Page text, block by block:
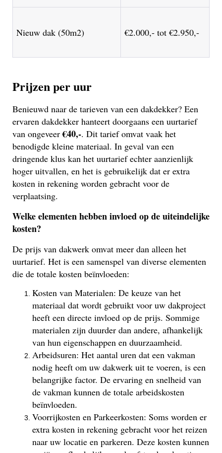
Nieuw dak (50m2) €2.000,- tot €2.950,-
Prijzen per uur
Benieuwd naar de tarieven van een dakdekker? Een
ervaren dakdekker hanteert doorgaans een uurtarief
van ongeveer€40,-. Dit tarief omvat vaak het
benodigde kleine materiaal. In geval van een
dringende klus kan het uurtarief echter aanzienlijk
hoger uitvallen, en het is gebruikelijk dat er extra
kosten in rekening worden gebracht voor de
verplaatsing.
Welke elementen hebben invloed op de uiteindelijke
kosten?
De prijs van dakwerk omvat meer dan alleen het
uurtarief. Het is een samenspel van diverse elementen
die de totale kosten beïnvloeden:
Kosten van Materialen: De keuze van het
materiaal dat wordt gebruikt voor uw dakproject
heeft een directe invloed op de prijs. Sommige
materialen zijn duurder dan andere, afhankelijk
van hun eigenschappen en duurzaamheid.
Arbeidsuren: Het aantal uren dat een vakman
nodig heeft om uw dakwerk uit te voeren, is een
belangrijke factor. De ervaring en snelheid van
de vakman kunnen de totale arbeidskosten
beïnvloeden.
Voorrijkosten en Parkeerkosten: Soms worden er
extra kosten in rekening gebracht voor het reizen
naar uw locatie en parkeren. Deze kosten kunnen